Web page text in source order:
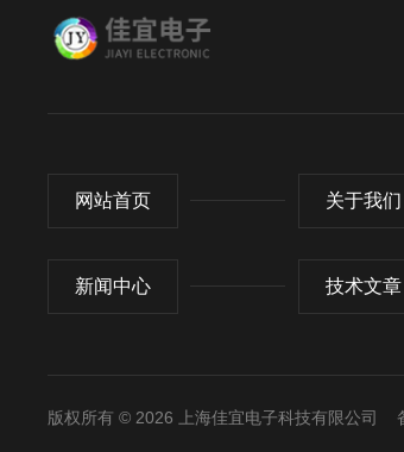
网站首页 关于我们
新闻中心 技术文章
版权所有 © 2026 上海佳宜电子科技有限公司